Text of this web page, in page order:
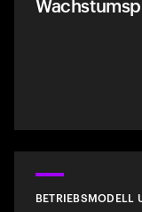
BETRIEBSMODELL